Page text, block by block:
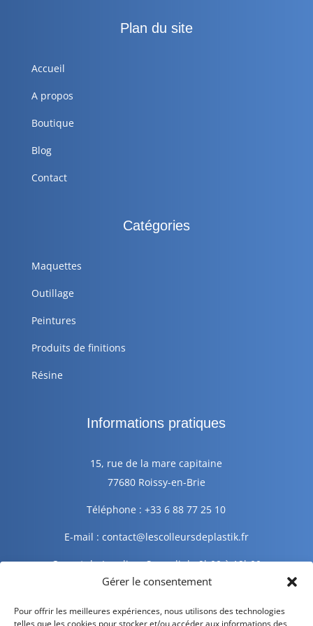
Gérer le consentement
Pour offrir les meilleures expériences, nous utilisons des technologies
telles que les cookies pour stocker et/ou accéder aux informations des
Plan du site
Accueil
A propos
Boutique
Blog
Contact
Catégories
Maquettes
Outillage
Peintures
Produits de finitions
Résine
Informations pratiques
15, rue de la mare capitaine
77680 Roissy-en-Brie
Téléphone : +33 6 88 77 25 10
E-mail : contact@lescolleursdeplastik.fr
Ouvert du Lundi au Samedi de 9h00 à 19h00
Informations légales